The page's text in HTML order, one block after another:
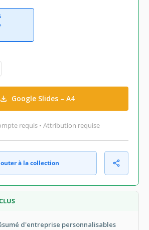
Google Slides – A4
requis • Attribution requise
à la collection
d'entreprise personnalisables